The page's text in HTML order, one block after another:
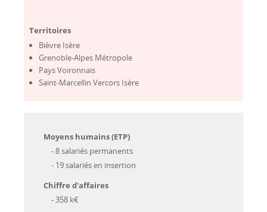
Territoires
Bièvre Isère
Grenoble-Alpes Métropole
Pays Voironnais
Saint-Marcellin Vercors Isère
Moyens humains (ETP)
- 8 salariés permanents
- 19 salariés en insertion
Chiffre d'affaires
- 358 k€